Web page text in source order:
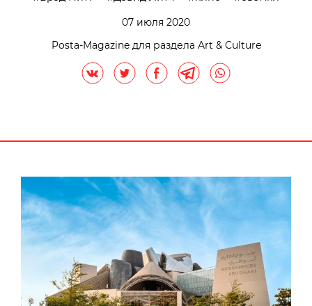
07 июля 2020
Posta-Magazine для раздела Art & Culture